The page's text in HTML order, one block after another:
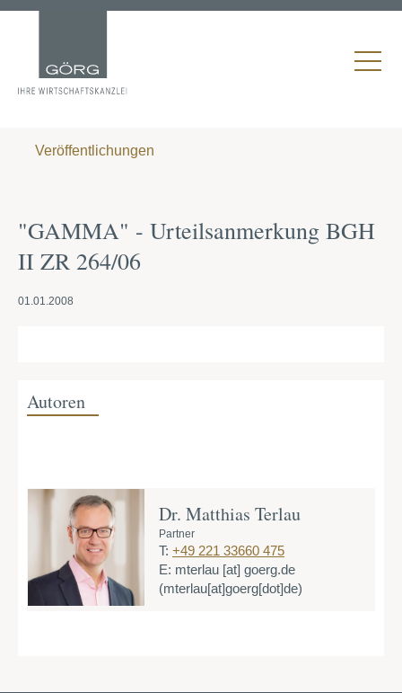
Veröffentlichungen
"GAMMA" - Urteilsanmerkung BGH
II ZR 264/06
01.01.2008
Autoren
Dr. Matthias Terlau
Partner
T: +49 221 33660 475
E: mterlau [at] goerg.de
(mterlau[at]goerg[dot]de)